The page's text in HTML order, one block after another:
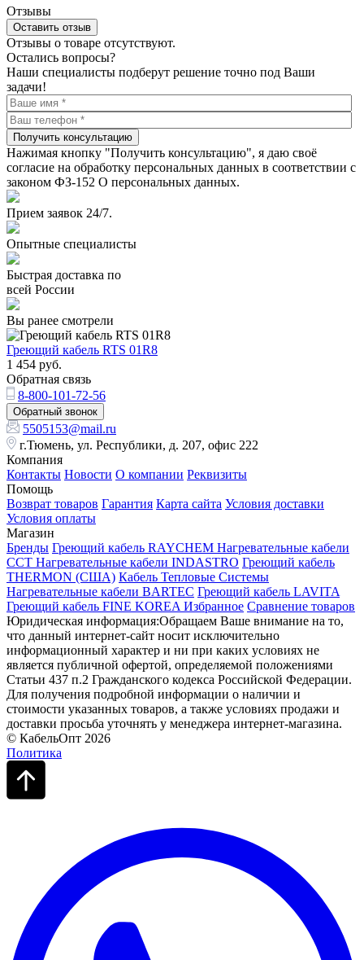
Отзывы
Оставить отзыв
Отзывы о товаре отсутствуют.
Остались вопросы?
Наши специалисты подберут решение точно под Ваши
задачи!
Получить консультацию
Нажимая кнопку "Получить консультацию", я даю своё
согласие на обработку персональных данных в соответствии с
законом ФЗ-152 О персональных данных.
Прием заявок 24/7.
Опытные специалисты
Быстрая доставка по
всей России
Вы ранее смотрели
Греющий кабель RTS 01R8
1 454 руб.
Обратная связь
8-800-101-72-56
Обратный звонок
5505153@mail.ru
г.Тюмень, ул. Республики, д. 207, офис 222
Компания
Контакты Новости О компании Реквизиты
Помощь
Возврат товаров Гарантия Карта сайта Условия доставки
Условия оплаты
Магазин
Бренды Греющий кабель RAYCHEM Нагревательные кабели
ССТ Нагревательные кабели INDASTRO Греющий кабель
THERMON (США) Кабель Тепловые Системы
Нагревательные кабели BARTEC Греющий кабель LAVITA
Греющий кабель FINE KOREA Избранное Сравнение товаров
Юридическая информация:Обращаем Ваше внимание на то,
что данный интернет-сайт носит исключительно
информационный характер и ни при каких условиях не
является публичной офертой, определяемой положениями
Статьи 437 п.2 Гражданского кодекса Российской Федерации.
Для получения подробной информации о наличии и
стоимости указанных товаров, а также условиях продажи и
доставки просьба уточнять у менеджера интернет-магазина.
© КабельОпт 2026
Политика